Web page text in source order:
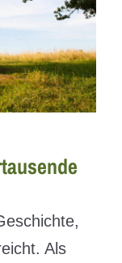
Als